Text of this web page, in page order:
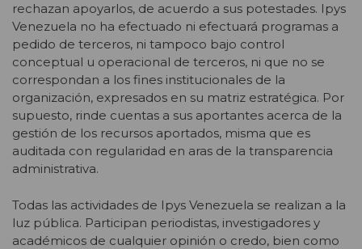
rechazan apoyarlos, de acuerdo a sus potestades. Ipys
Venezuela no ha efectuado ni efectuará programas a
pedido de terceros, ni tampoco bajo control
conceptual u operacional de terceros, ni que no se
correspondan a los fines institucionales de la
organización, expresados en su matriz estratégica. Por
supuesto, rinde cuentas a sus aportantes acerca de la
gestión de los recursos aportados, misma que es
auditada con regularidad en aras de la transparencia
administrativa.
Todas las actividades de Ipys Venezuela se realizan a la
luz pública. Participan periodistas, investigadores y
académicos de cualquier opinión o credo, bien como